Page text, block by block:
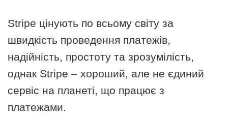
Stripe цінують по всьому світу за
швидкість проведення платежів,
надійність, простоту та зрозумілість,
однак Stripe – хороший, але не єдиний
сервіс на планеті, що працює з
платежами.